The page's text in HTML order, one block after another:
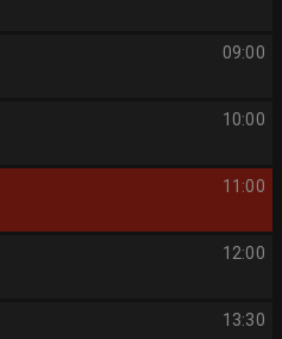
09:00
10:00
11:00
12:00
13:30